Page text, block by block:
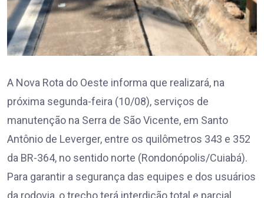
A Nova Rota do Oeste informa que realizará, na
próxima segunda-feira (10/08), serviços de
manutenção na Serra de São Vicente, em Santo
Antônio de Leverger, entre os quilômetros 343 e 352
da BR-364, no sentido norte (Rondonópolis/Cuiabá).
Para garantir a segurança das equipes e dos usuários
da rodovia, o trecho terá interdição total e parcial